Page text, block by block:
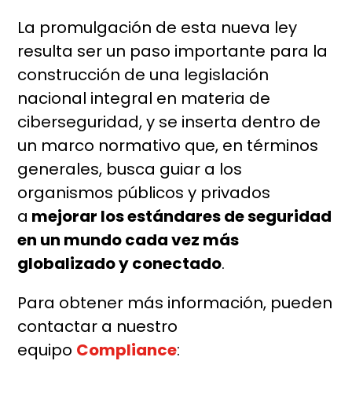
La promulgación de esta nueva ley
resulta ser un paso importante para la
construcción de una legislación
nacional integral en materia de
ciberseguridad, y se inserta dentro de
un marco normativo que, en términos
generales, busca guiar a los
organismos públicos y privados
a mejorar los estándares de seguridad
en un mundo cada vez más
globalizado y conectado.
Para obtener más información, pueden
contactar a nuestro
equipo Compliance: